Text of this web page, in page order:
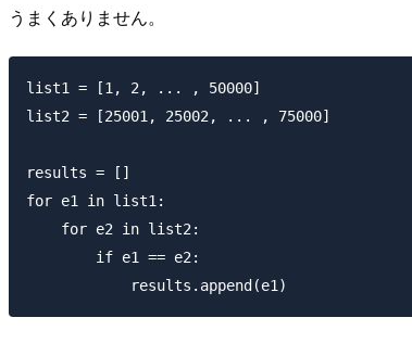
うまくありません。
list1 = [1, 2, ... , 50000]
list2 = [25001, 25002, ... , 75000]
results = []
for e1 in list1:
    for e2 in list2:
        if e1 == e2: